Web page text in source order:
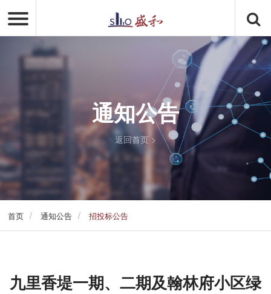
通知公告
返回首页 >
首页 / 通知公告 / 招投标公告
九里香堤一期、二期及翰林府小区绿